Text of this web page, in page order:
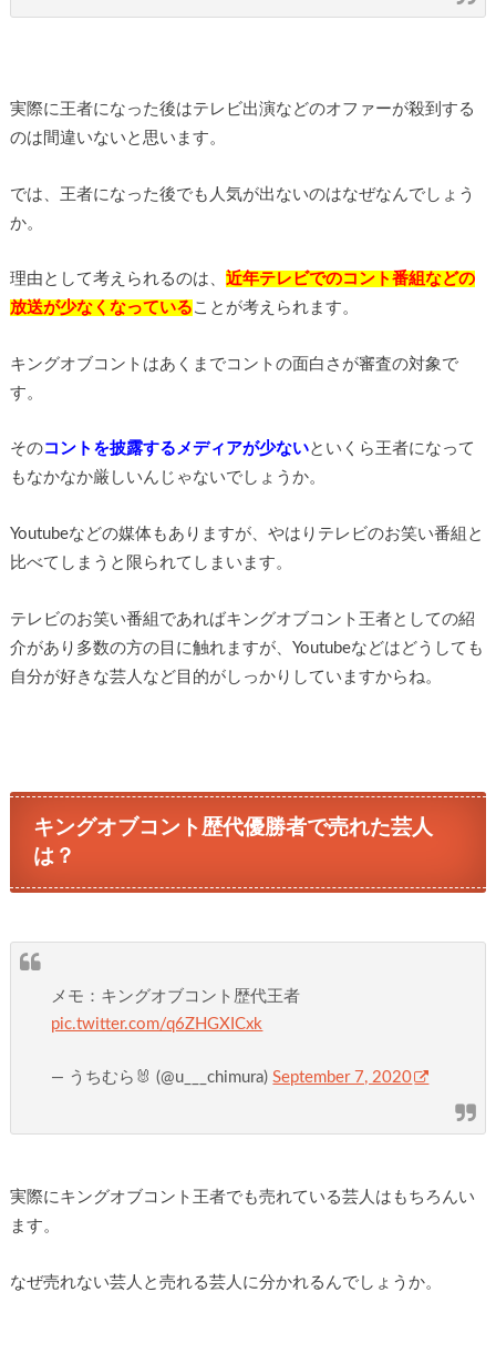
実際に王者になった後はテレビ出演などのオファーが殺到する
のは間違いないと思います。
では、王者になった後でも人気が出ないのはなぜなんでしょう
か。
理由として考えられるのは、 近年テレビでのコント番組などの
放送が少なくなっている ことが考えられます。
キングオブコントはあくまでコントの面白さが審査の対象で
す。
そのコントを披露するメディアが少ないといくら王者になって
もなかなか厳しいんじゃないでしょうか。
Youtubeなどの媒体もありますが、やはりテレビのお笑い番組と
比べてしまうと限られてしまいます。
テレビのお笑い番組であればキングオブコント王者としての紹
介があり多数の方の目に触れますが、Youtubeなどはどうしても
自分が好きな芸人など目的がしっかりしていますからね。
キングオブコント歴代優勝者で売れた芸人
は？
メモ：キングオブコント歴代王者
pic.twitter.com/q6ZHGXICxk
— うちむら🐰 (@u___chimura)September 7, 2020
実際にキングオブコント王者でも売れている芸人はもちろんい
ます。
なぜ売れない芸人と売れる芸人に分かれるんでしょうか。